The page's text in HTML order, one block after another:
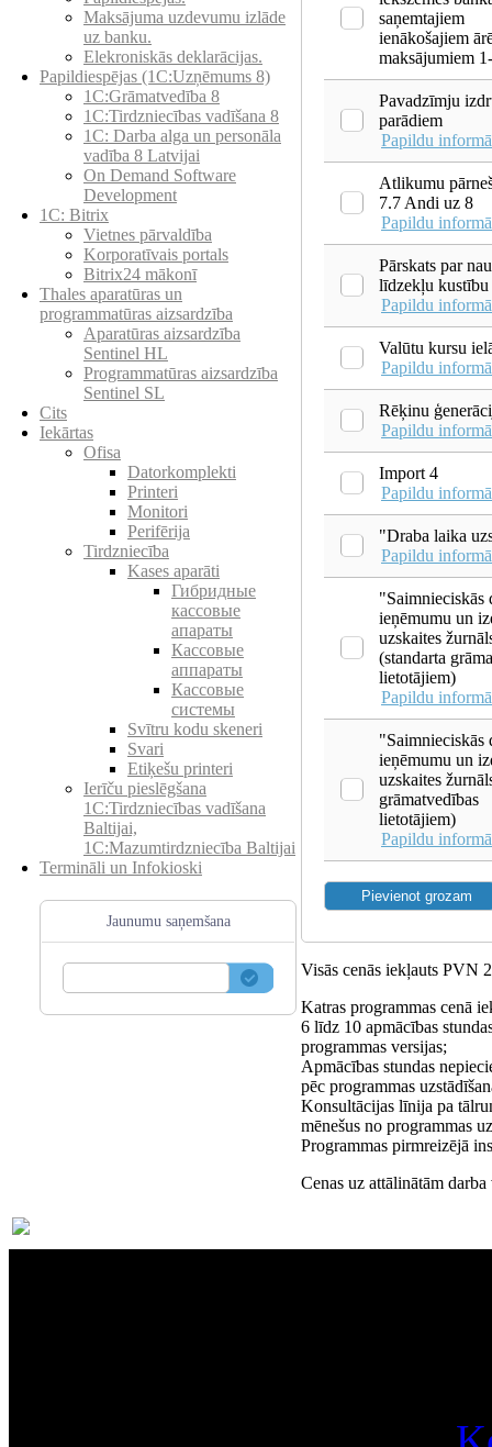
Maksājuma uzdevumu izlāde
uz banku.
Elekroniskās deklarācijas.
Papildiespējas (1C:Uzņēmums 8)
1C:Grāmatvedība 8
1C:Tirdzniecības vadīšana 8
1С: Darba alga un personāla
vadība 8 Latvijai
On Demand Software
Development
1C: Bitrix
Vietnes pārvaldība
Korporatīvais portals
Bitrix24 mākonī
Thales aparatūras un
programmatūras aizsardzība
Aparatūras aizsardzība
Sentinel HL
Programmatūras aizsardzība
Sentinel SL
Cits
Iekārtas
Ofisa
Datorkomplekti
Printeri
Monitori
Perifērija
Tirdzniecība
Kases aparāti
Гибридные
кассовые
апараты
Кассовые
аппараты
Кассовые
системы
Svītru kodu skeneri
Svari
Etiķešu printeri
Ierīču pieslēgšana
1C:Tirdzniecības vadīšana
Baltijai,
1C:Mazumtirdzniecība Baltijai
Termināli un Infokioski
Jaunumu saņemšana
saņemtajiem
ienākošajiem
maksājumiem
Pavadzīmju
parādiem
Papildu
Atlikumu
7.7 Andi uz 8
Papildu
Pārskats par
līdzekļu kustību
Papildu
Valūtu kursu
Papildu
Rēķinu
Papildu
Import 4
Papildu
"Draba laika
Papildu
"Saimnieciskās
ieņēmumu un
uzskaites
(standarta
lietotājiem)
Papildu
"Saimnieciskās
ieņēmumu un
uzskaites
grāmatvedības
lietotājiem)
Papildu
Visās cenās iekļauts PVN
Katras programmas cenā
6 līdz 10 apmācības
programmas versijas;
Apmācības stundas
pēc programmas
Konsultācijas līnija pa
mēnešus no programmas
Programmas pirmreizējā
Cenas uz attālinātām